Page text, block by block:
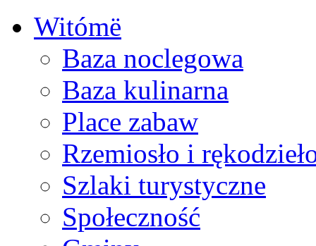
Witómë
Baza noclegowa
Baza kulinarna
Place zabaw
Rzemiosło i
Szlaki turystyczne
Społeczność